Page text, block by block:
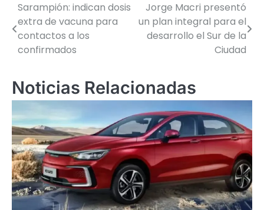
Navegación
de
entradas
Sarampión: indican dosis
extra de vacuna para
contactos a los
confirmados
Jorge Macri presentó
un plan integral para el
desarrollo el Sur de la
Ciudad
Noticias Relacionadas